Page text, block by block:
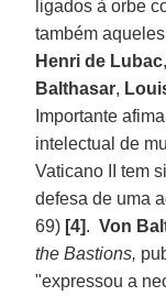
ligados à orbe
também
Henri de Lubac
Balthasar,
Importante
intelectual de
Vaticano II tem
defesa de uma
69) [4].Von
the Bastions,
"expressou a